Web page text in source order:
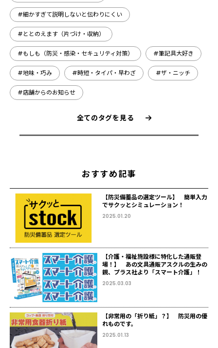
#細かすぎて説明しないと伝わりにくい
#ととのえます（片づけ・収納）
#もしも（防災・感染・セキュリティ対策） #筆記具大好き
#地味・巧み #時短・タイパ・早わざ #ザ・ニッチ
#店舗からのお知らせ
全てのタグを見る
おすすめ記事
【防災備蓄品の選定ツール】 簡単入力
でサクッとシミュレーション！
2025.01.20
【介護・福祉施設様に特化した通販登
場！】 あの文具通販アスクルの生みの
親、プラス社より「スマート介護」！
2025.03.03
【非常用の「折り紙」？】 防災用の優
れものです。
2025.01.13